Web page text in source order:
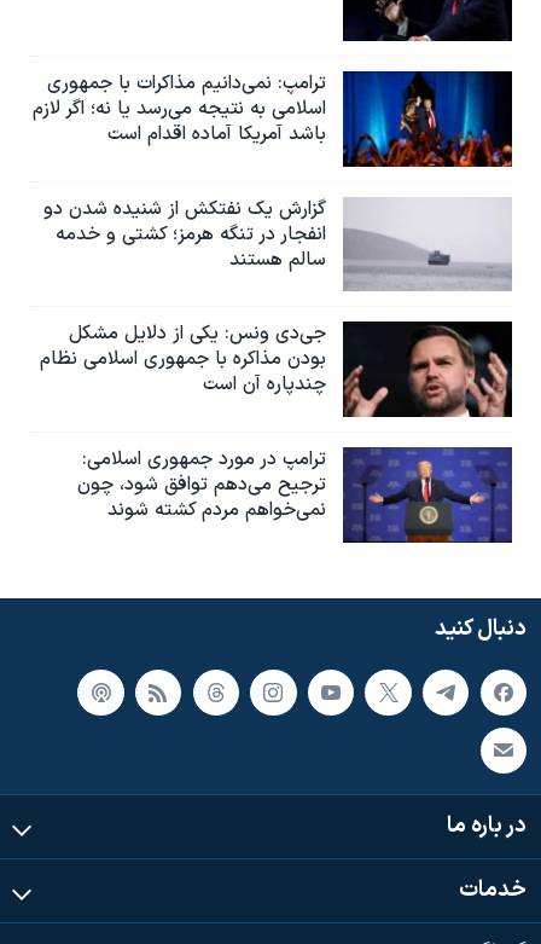
ترامپ: نمی‌دانیم مذاکرات با جمهوری
اسلامی به نتیجه می‌رسد یا نه؛ اگر لازم
باشد آمریکا آماده اقدام است
گزارش یک نفتکش از شنیده شدن دو
انفجار در تنگه هرمز؛ کشتی و خدمه
سالم هستند
جی‌دی ونس: یکی از دلایل مشکل
بودن مذاکره با جمهوری اسلامی نظام
چندپاره آن است
ترامپ در مورد جمهوری اسلامی:
ترجیح می‌دهم توافق شود، چون
نمی‌خواهم مردم کشته شوند
دنبال کنید
در باره ما
خدمات